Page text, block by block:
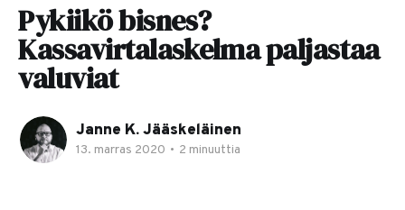
Pykiikö bisnes?
Kassavirtalaskelma paljastaa
valuviat
Janne K. Jääskeläinen
13. marras 2020 • 2 minuuttia